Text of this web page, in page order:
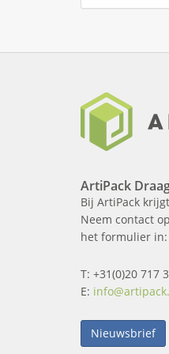
ArtiPack
Bij ArtiPack
Neem contact
het formulier in:
T: +31(0)20 717
E:
Nieuwsbrief